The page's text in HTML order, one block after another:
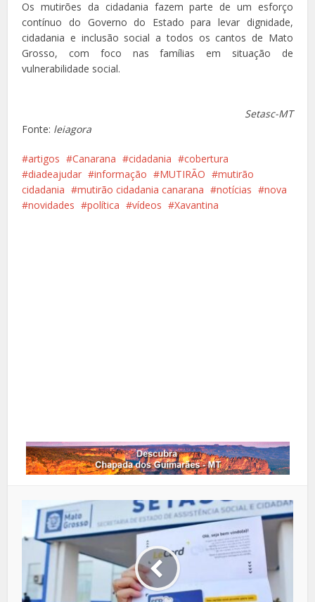
Os mutirões da cidadania fazem parte de um esforço
contínuo do Governo do Estado para levar dignidade,
cidadania e inclusão social a todos os cantos de Mato
Grosso, com foco nas famílias em situação de
vulnerabilidade social.
Setasc-MT
Fonte: leiagora
artigos Canarana cidadania
cobertura
diadeajudar
informação MUTIRÃO
mutirão
cidadania
mutirão cidadania canarana notícias
nova
novidades
política vídeos Xavantina